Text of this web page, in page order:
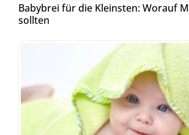
Babybrei für die Kleinsten: Worauf
sollten